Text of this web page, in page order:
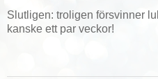
Slutligen: troligen försvinner
kanske ett par veckor!